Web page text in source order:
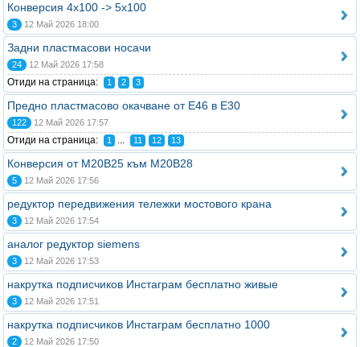
Конверсия 4х100 -> 5х100
3 12 Май 2026 18:00
Задни пластмасови носачи
24 12 Май 2026 17:58
Отиди на страница: 1 2 3
Предно пластмасово окачване от Е46 в Е30
122 12 Май 2026 17:57
Отиди на страница: 1 ... 11 12 13
Конверсия от M20B25 към M20B28
5 12 Май 2026 17:56
редуктор передвижения тележки мостового крана
3 12 Май 2026 17:54
аналог редуктор siemens
3 12 Май 2026 17:53
накрутка подписчиков Инстаграм бесплатно живые
3 12 Май 2026 17:51
накрутка подписчиков Инстаграм бесплатно 1000
2 12 Май 2026 17:50